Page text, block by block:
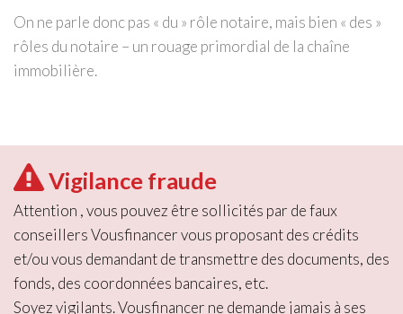
On ne parle donc pas « du » rôle notaire, mais bien « des »
rôles du notaire – un rouage primordial de la chaîne
immobilière.
Vigilance fraude
Attention , vous pouvez être sollicités par de faux
conseillers Vousfinancer vous proposant des crédits
et/ou vous demandant de transmettre des documents, des
fonds, des coordonnées bancaires, etc.
Soyez vigilants. Vousfinancer ne demande jamais à ses